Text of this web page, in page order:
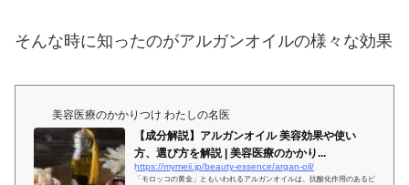
そんな時に知ったのがアルガンオイルの様々な効果
美容医療のかかりつけ わたしの名医
【成分解説】アルガンオイル 美容効果や使い
方、選び方を解説 | 美容医療のかかり...
https://mymeii.jp/beauty-essence/argan-oil/
「モロッコの黄金」ともいわれるアルガンオイルは、抗酸化作用のあるビ